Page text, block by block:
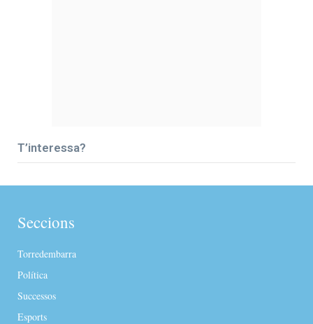
T’interessa?
Seccions
Torredembarra
Política
Successos
Esports